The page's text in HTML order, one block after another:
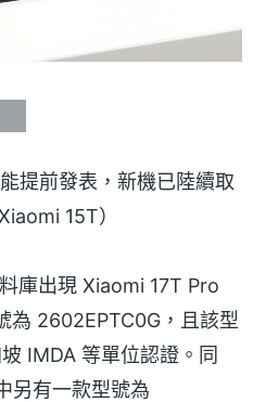
提前發表，新機已陸續取
15T）
庫出現 Xiaomi 17T Pro
為 2602EPTC0G，且該型
IMDA 等單位認證。同
另有一款型號為